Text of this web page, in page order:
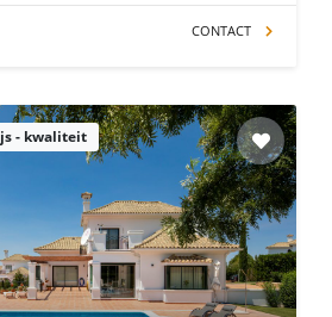
CONTACT
- kwaliteit